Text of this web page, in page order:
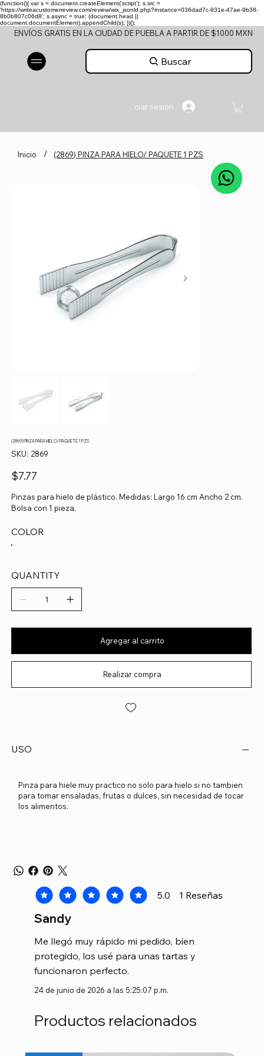
(function(){ var s = document.createElement('script'); s.src =
'https://writeacustomerreview.com/review/wix_jsonld.php?instance=036dad7c-931e-47ae-9b38-
8b0b807c06d8'; s.async = true; (document.head ||
document.documentElement).appendChild(s); })();
ENVÍOS GRATIS EN LA CIUDAD DE PUEBLA A PARTIR DE $1000 MXN
Buscar
Iniciar sesión
Inicio / (2869) PINZA PARA HIELO/ PAQUETE 1 PZS
(2869) PINZA PARA HIELO/ PAQUETE 1 PZS
SKU: SKU
2869
2869
Precio
$7.77
Pinzas para hielo de plástico. Medidas: Largo 16 cm Ancho 2 cm.
Bolsa con 1 pieza.
COLOR
QUANTITY
Agregar al carrito
Realizar compra
USO
Pinza para hiele muy practico no solo para hielo si no tambien
para tomar ensaladas, frutas o dulces, sin necesidad de tocar
los alimentos.
5.0 1 Reseñas
la calificación promedio es 5 de 5, basada en 1
Sandy
Me llegó muy rápido mi pedido, bien
protegido, los usé para unas tartas y
funcionaron perfecto.
24 de junio de 2026 a las 5:25:07 p.m.
Productos relacionados